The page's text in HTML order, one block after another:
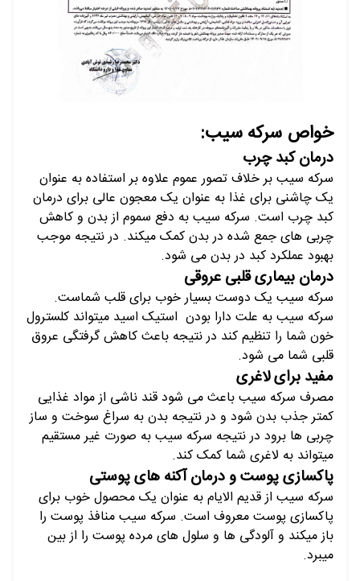
خواص سرکه سیب:
درمان کبد چرب
سرکه سیب بر خلاف تصور عموم علاوه بر استفاده به عنوان
یک چاشنی برای غذا به عنوان یک معجون عالی برای درمان
کبد چرب است. سرکه سیب به دفع سموم از بدن و کاهش
چربی های جمع شده در بدن کمک میکند. در نتیجه موجب
بهبود عملکرد کبد در بدن می شود.
درمان بیماری قلبی عروقی
سرکه سیب یک دوست بسیار خوب برای قلب شماست.
سرکه سیب به علت دارا بودن استیک اسید میتواند کلسترول
خون شما را تنظیم کند در نتیجه باعث کاهش گرفتگی عروق
قلبی شما می شود.
مفید برای لاغری
مصرف سرکه سیب باعث می شود قند ناشی از مواد غذایی
کمتر جذب بدن شود و در نتیجه بدن به سراغ سوخت و ساز
چربی ها برود در نتیجه سرکه سیب به صورت غیر مستقیم
میتواند به لاغری شما کمک کند.
پاکسازی پوست و درمان آکنه های پوستی
سرکه سیب از قدیم الایام به عنوان یک محصول خوب برای
پاکسازی پوست معروف است. سرکه سیب منافذ پوست را
باز میکند و آلودگی ها و سلول های مرده پوست را از بین
میبرد.